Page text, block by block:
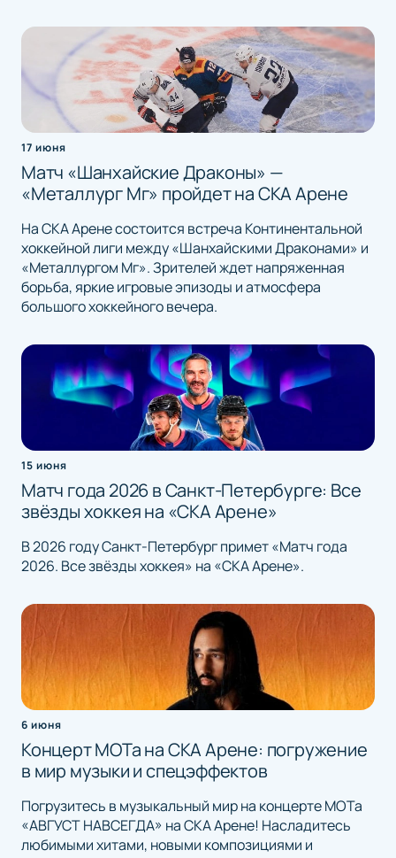
17 июня
Матч «Шанхайские Драконы» —
«Металлург Мг» пройдет на СКА Арене
На СКА Арене состоится встреча Континентальной
хоккейной лиги между «Шанхайскими Драконами» и
«Металлургом Мг». Зрителей ждет напряженная
борьба, яркие игровые эпизоды и атмосфера
большого хоккейного вечера.
15 июня
Матч года 2026 в Санкт-Петербурге: Все
звёзды хоккея на «СКА Арене»
В 2026 году Санкт-Петербург примет «Матч года
2026. Все звёзды хоккея» на «СКА Арене».
6 июня
Концерт МОТа на СКА Арене: погружение
в мир музыки и спецэффектов
Погрузитесь в музыкальный мир на концерте МОТа
«АВГУСТ НАВСЕГДА» на СКА Арене! Насладитесь
любимыми хитами, новыми композициями и